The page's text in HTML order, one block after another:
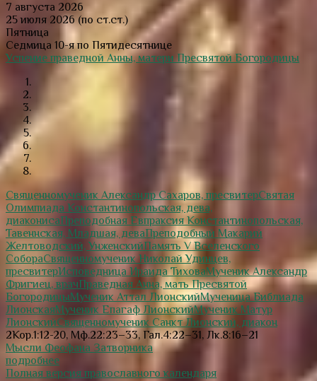
7 августа 2026
25 июля 2026 (по ст.ст.)
Пятница
Седмица 10-я по Пятидесятнице
Успение праведной Анны, матери Пресвятой Богородицы
Священномученик Александр Сахаров, пресвитерСвятая
Олимпиада Константинопольская, дева,
диаконисаПреподобная Евпраксия Константинопольская,
Тавеннская, Младшая, деваПреподобный Макарий
Желтоводский, УнженскийПамять V Вселенского
СобораСвященномученик Николай Удинцев,
пресвитерИсповедница Ираида ТиховаМученик Александр
Фригиец, врачПраведная Анна, мать Пресвятой
БогородицыМученик Аттал ЛионскийМученица Библиада
ЛионскаяМученик Епагаф ЛионскийМученик Матур
ЛионскийСвященномученик Санкт Лионский, диакон
2Кор.1:12-20, Мф.22:23–33, Гал.4:22–31, Лк.8:16–21
Мысли Феофана Затворника
подробнее
Полная версия православного календаря